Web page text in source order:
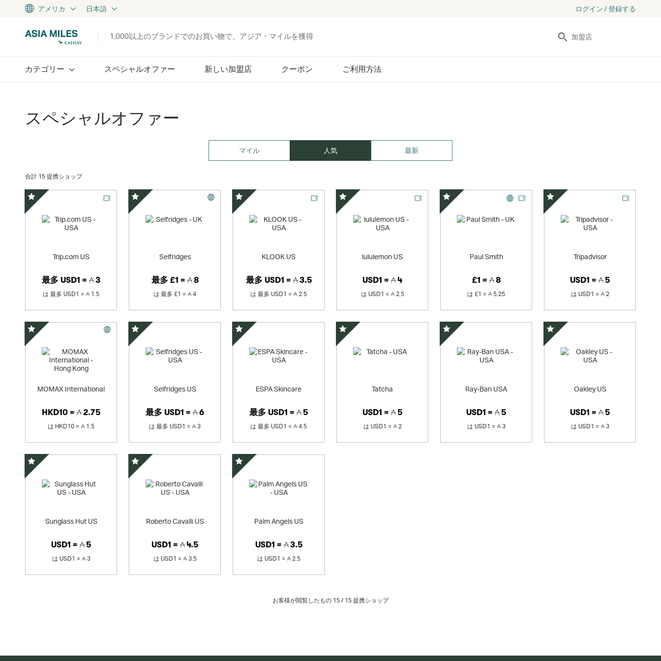
アメリカ 日本語 ログイン / 登録する
1,000以上のブランドでのお買い物で、アジア・マイルを獲得 検索
カテゴリー スペシャルオファー 新しい加盟店 クーポン ご利用方法
スペシャルオファー
マイル 人気 最新
合計 15 提携ショップ
Trip.com US
最多 USD1 = 3
は 最多 USD1 = 1.5
スペシャルオファー
Selfridges
最多 £1 = 8
は 最多 £1 = 4
スペシャルオファー
KLOOK US
最多 USD1 = 3.5
は 最多 USD1 = 2.5
スペシャルオファー
lululemon US
USD1 = 4
は USD1 = 2.5
スペシャルオファー
Paul Smith
£1 = 8
は £1 = 5.25
スペシャルオファー
Tripadvisor
USD1 = 5
は USD1 = 2
スペシャルオファー
MOMAX International
HKD10 = 2.75
は HKD10 = 1.5
スペシャルオファー
Selfridges US
最多 USD1 = 6
は 最多 USD1 = 3
スペシャルオファー
ESPA Skincare
最多 USD1 = 5
は 最多 USD1 = 4.5
スペシャルオファー
Tatcha
USD1 = 5
は USD1 = 2
スペシャルオファー
Ray-Ban USA
USD1 = 5
は USD1 = 3
スペシャルオファー
Oakley US
USD1 = 5
は USD1 = 3
スペシャルオファー
Sunglass Hut US
USD1 = 5
は USD1 = 3
スペシャルオファー
Roberto Cavalli US
USD1 = 4.5
は USD1 = 3.5
スペシャルオファー
Palm Angels US
USD1 = 3.5
は USD1 = 2.5
スペシャルオファー
お客様が閲覧したもの 15 / 15 提携ショップ